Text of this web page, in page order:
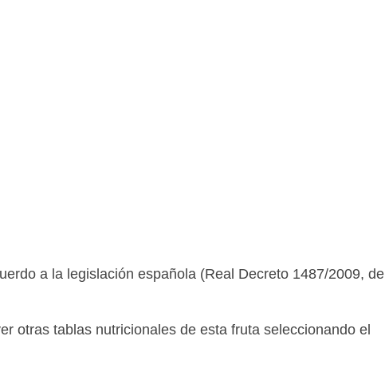
a la legislación española (Real Decreto 1487/2009, de
otras tablas nutricionales de esta fruta seleccionando el